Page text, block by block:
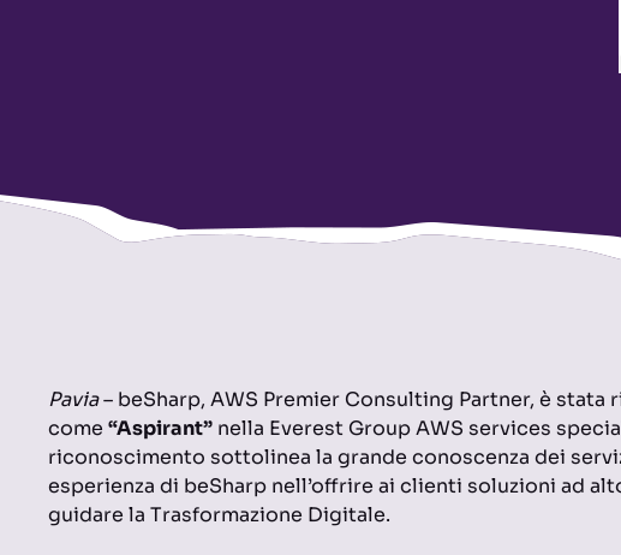
Pavia– beSharp, AWS Premier Consulting Partner, è stata
come “Aspirant” nella Everest Group AWS services
riconoscimento sottolinea la grande conoscenza dei
esperienza di beSharp nell’offrire ai clienti soluzioni ad
guidare la Trasformazione Digitale.